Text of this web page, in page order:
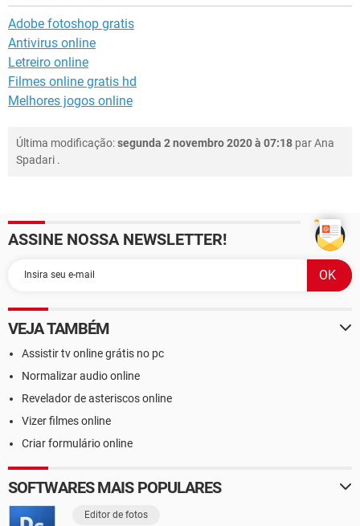
Adobe fotoshop gratis
Antivirus online
Letreiro online
Filmes online gratis hd
Melhores jogos online
Última modificação:segunda 2 novembro 2020 à 07:18 parAna
Spadari .
ASSINE NOSSA NEWSLETTER!
VEJA TAMBÉM
Assistir tv online grátis no pc
Normalizar audio online
Revelador de asteriscos online
Vizer filmes online
Criar formulário online
SOFTWARES MAIS POPULARES
Editor de fotos